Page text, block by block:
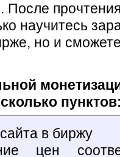
После
научитесь
но и
в биржу
цен